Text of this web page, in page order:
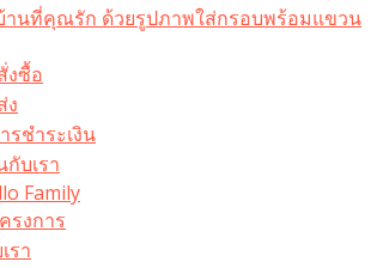
านที่คุณรัก ด้วยรูปภาพใส่กรอบพร้อมแขวน​
งซื้อ
ง
รชำระเงิน
บเรา
Family
รงการ
รา